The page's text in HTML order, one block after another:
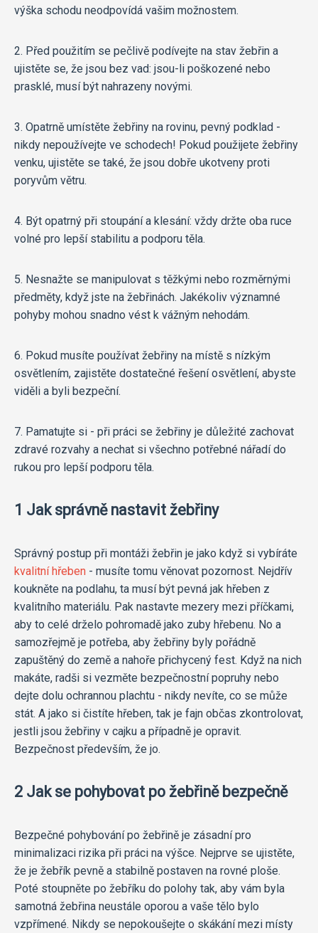
výška schodu neodpovídá vašim možnostem.
2. Před použitím se pečlivě podívejte na stav žebřin a
ujistěte se, že jsou bez vad: jsou-li poškozené nebo
prasklé, musí být nahrazeny novými.
3. Opatrně umístěte žebřiny na rovinu, pevný podklad -
nikdy nepoužívejte ve schodech! Pokud použijete žebřiny
venku, ujistěte se také, že jsou dobře ukotveny proti
poryvům větru.
4. Být opatrný při stoupání a klesání: vždy držte oba ruce
volné pro lepší stabilitu a podporu těla.
5. Nesnažte se manipulovat s těžkými nebo rozměrnými
předměty, když jste na žebřinách. Jakékoliv významné
pohyby mohou snadno vést k vážným nehodám.
6. Pokud musíte používat žebřiny na místě s nízkým
osvětlením, zajistěte dostatečné řešení osvětlení, abyste
viděli a byli bezpeční.
7. Pamatujte si - při práci se žebřiny je důležité zachovat
zdravé rozvahy a nechat si všechno potřebné nářadí do
rukou pro lepší podporu těla.
1 Jak správně nastavit žebřiny
Správný postup při montáži žebřin je jako když si vybíráte
kvalitní hřeben - musíte tomu věnovat pozornost. Nejdřív
koukněte na podlahu, ta musí být pevná jak hřeben z
kvalitního materiálu. Pak nastavte mezery mezi příčkami,
aby to celé drželo pohromadě jako zuby hřebenu. No a
samozřejmě je potřeba, aby žebřiny byly pořádně
zapuštěný do země a nahoře přichycený fest. Když na nich
makáte, radši si vezměte bezpečnostní popruhy nebo
dejte dolu ochrannou plachtu - nikdy nevíte, co se může
stát. A jako si čistíte hřeben, tak je fajn občas zkontrolovat,
jestli jsou žebřiny v cajku a případně je opravit.
Bezpečnost především, že jo.
2 Jak se pohybovat po žebřině bezpečně
Bezpečné pohybování po žebřině je zásadní pro
minimalizaci rizika při práci na výšce. Nejprve se ujistěte,
že je žebřík pevně a stabilně postaven na rovné ploše.
Poté stoupněte po žebříku do polohy tak, aby vám byla
samotná žebřina neustále oporou a vaše tělo bylo
vzpřímené. Nikdy se nepokoušejte o skákání mezi místy